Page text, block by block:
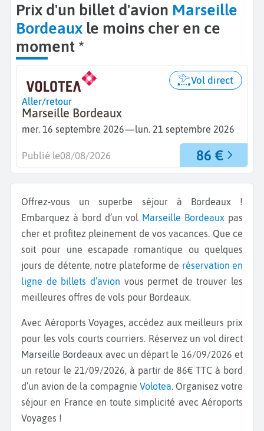
Prix d'un billet d'avion Marseille
Bordeaux le moins cher en ce
moment *
Aller/retour
Marseille Bordeaux
mer. 16 septembre 2026—lun. 21 septembre 2026
Vol direct
86 €
Publié le08/08/2026
Offrez-vous un superbe séjour à Bordeaux !
Embarquez à bord d’un vol Marseille Bordeaux pas
cher et profitez pleinement de vos vacances. Que ce
soit pour une escapade romantique ou quelques
jours de détente, notre plateforme de réservation en
ligne de billets d’avion vous permet de trouver les
meilleures offres de vols pour Bordeaux.
Avec Aéroports Voyages, accédez aux meilleurs prix
pour les vols courts courriers. Réservez un vol direct
Marseille Bordeaux avec un départ le 16/09/2026 et
un retour le 21/09/2026, à partir de 86€ TTC à bord
d’un avion de la compagnie Volotea. Organisez votre
séjour en France en toute simplicité avec Aéroports
Voyages !